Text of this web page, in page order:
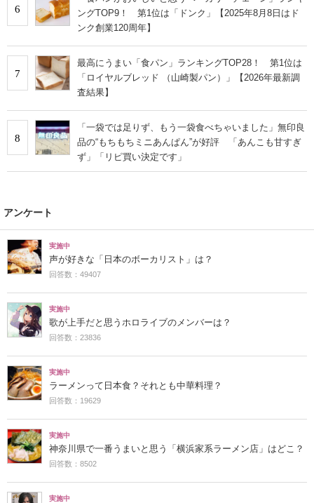
6
ングTOP9！ 第1位は「ドンク」【2025年8月8日はド
ンク創業120周年】
7
最高にうまい「食パン」ランキングTOP28！ 第1位は
「ロイヤルブレッド （山崎製パン）」【2026年最新調
査結果】
8
「一袋では足りず、もう一袋食べちゃいました」無印良
品の“もちもちミニあんぱん”が好評 「あんこも甘すぎ
ず」「リピ買い決定です」
アンケート
実施中
声が好きな「日本のボーカリスト」は？
回答数：49407
実施中
歌が上手だと思うホロライブのメンバーは？
回答数：23836
実施中
ラーメンって日本食？それとも中華料理？
回答数：19629
実施中
神奈川県で一番うまいと思う「横浜家系ラーメン店」はどこ？
回答数：8502
実施中